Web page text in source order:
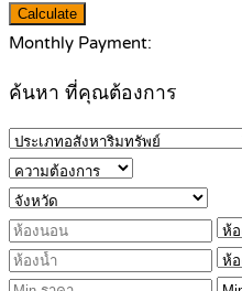
Calculate
Monthly Payment:
ค้นหา ที่คุณต้องการ